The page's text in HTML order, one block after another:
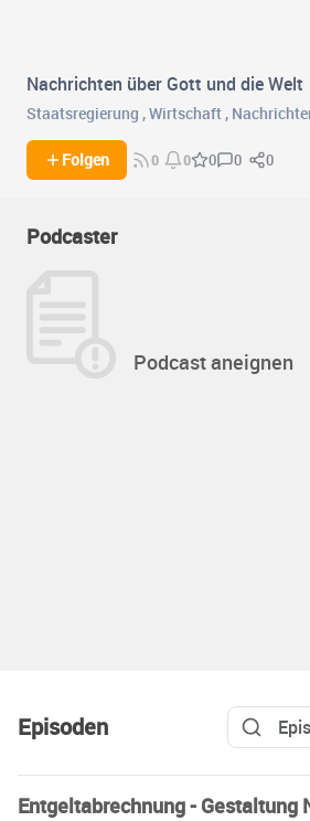
Nachrichten über Gott und die Welt
Staatsregierung ,Wirtschaft ,
Folgen 0 0 0 0 0
Podcaster
Podcast aneignen
Episoden
Entgeltabrechnung - Gestaltung